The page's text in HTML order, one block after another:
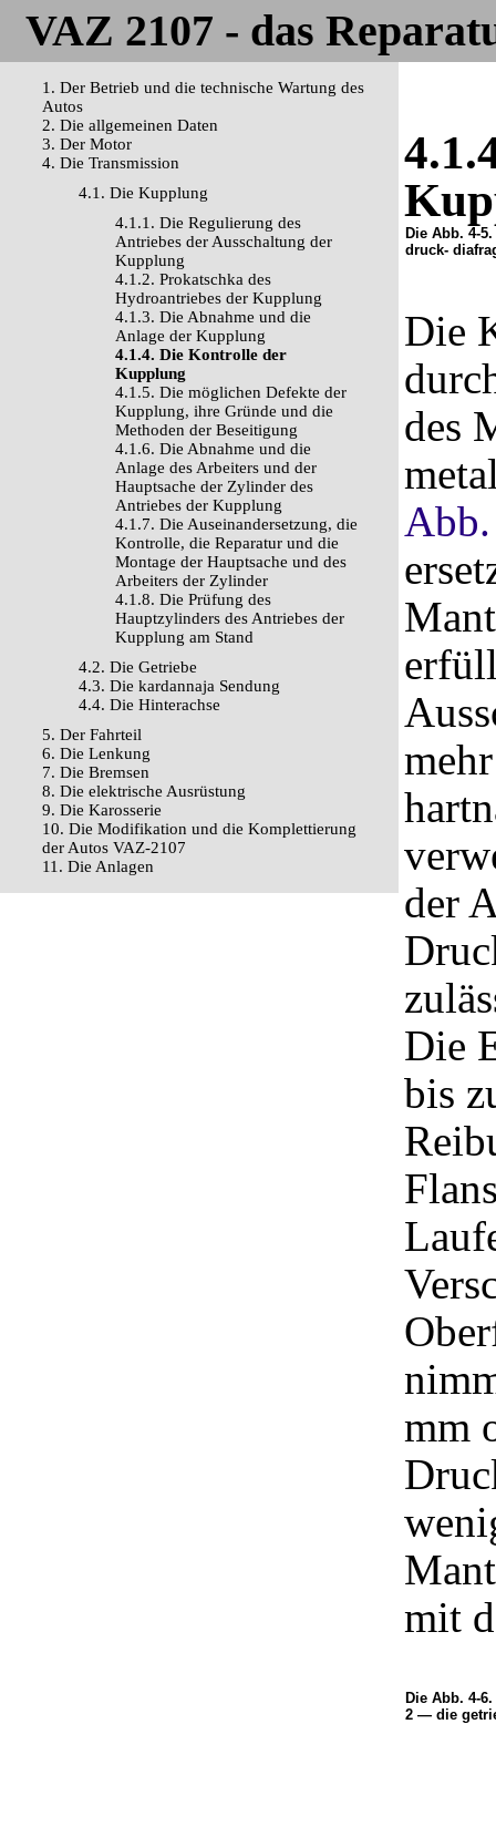
VAZ 2107 - das
1. Der Betrieb und die technische Wartung des
Autos
2. Die allgemeinen Daten
3. Der Motor
4. Die Transmission
4.1. Die Kupplung
4.1.1. Die Regulierung des
Antriebes der Ausschaltung der
Kupplung
4.1.2. Prokatschka des
Hydroantriebes der Kupplung
4.1.3. Die Abnahme und die
Anlage der Kupplung
4.1.4. Die Kontrolle der
Kupplung
4.1.5. Die möglichen Defekte der
Kupplung, ihre Gründe und die
Methoden der Beseitigung
4.1.6. Die Abnahme und die
Anlage des Arbeiters und der
Hauptsache der Zylinder des
Antriebes der Kupplung
4.1.7. Die Auseinandersetzung, die
Kontrolle, die Reparatur und die
Montage der Hauptsache und des
Arbeiters der Zylinder
4.1.8. Die Prüfung des
Hauptzylinders des Antriebes der
Kupplung am Stand
4.2. Die Getriebe
4.3. Die kardannaja Sendung
4.4. Die Hinterachse
5. Der Fahrteil
6. Die Lenkung
7. Die Bremsen
8. Die elektrische Ausrüstung
9. Die Karosserie
10. Die Modifikation und die Komplettierung
der Autos VAZ-2107
11. Die Anlagen
Die Abb. 4-
druck-
Die
des
der
Die
bis
mm
mit
Die Abb. 4-
2 — die